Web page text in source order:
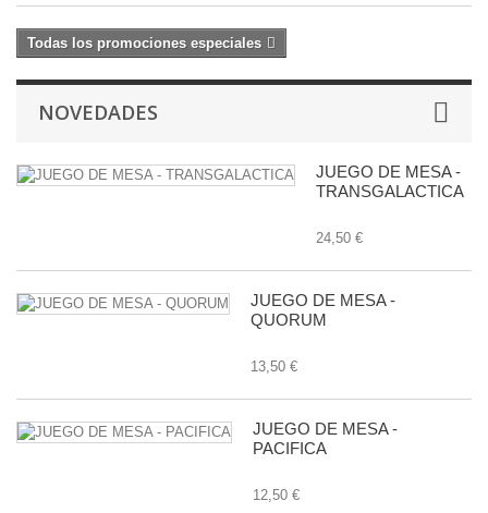
Todas los promociones especiales
NOVEDADES
JUEGO DE MESA -
TRANSGALACTICA
24,50 €
JUEGO DE MESA -
QUORUM
13,50 €
JUEGO DE MESA -
PACIFICA
12,50 €